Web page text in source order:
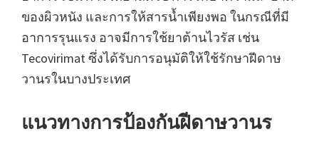
ของผิวหนัง และการให้สารน้ำเพียงพอ ในกรณีที่มี
อาการรุนแรง อาจมีการใช้ยาต้านไวรัส เช่น
Tecovirimat ซึ่งได้รับการอนุมัติให้ใช้รักษาฝีดาษ
วานรในบางประเทศ
แนวทางการป้องกันฝีดาษวานร